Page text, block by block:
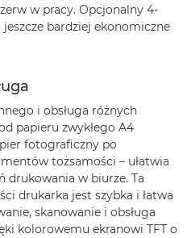
w pracy. Opcjonalny 4-
bardziej ekonomiczne
i obsługa różnych
papieru zwykłego A4
fotograficzny po
tożsamości – ułatwia
drukowania w biurze. Ta
drukarka jest szybka i łatwa
skanowanie i obsługa
kolorowemu ekranowi TFT o